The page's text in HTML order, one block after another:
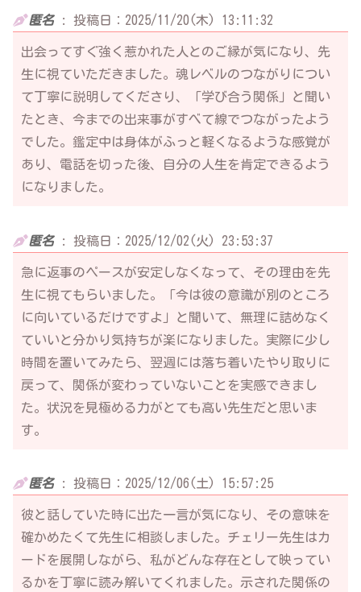
匿名: 投稿日：2025/11/20(木) 13:11:32
出会ってすぐ強く惹かれた人とのご縁が気になり、先
生に視ていただきました。魂レベルのつながりについ
て丁寧に説明してくださり、「学び合う関係」と聞い
たとき、今までの出来事がすべて線でつながったよう
でした。鑑定中は身体がふっと軽くなるような感覚が
あり、電話を切った後、自分の人生を肯定できるよう
になりました。
匿名: 投稿日：2025/12/02(火) 23:53:37
急に返事のペースが安定しなくなって、その理由を先
生に視てもらいました。「今は彼の意識が別のところ
に向いているだけですよ」と聞いて、無理に詰めなく
ていいと分かり気持ちが楽になりました。実際に少し
時間を置いてみたら、翌週には落ち着いたやり取りに
戻って、関係が変わっていないことを実感できまし
た。状況を見極める力がとても高い先生だと思いま
す。
匿名: 投稿日：2025/12/06(土) 15:57:25
彼と話していた時に出た一言が気になり、その意味を
確かめたくて先生に相談しました。チェリー先生はカ
ードを展開しながら、私がどんな存在として映ってい
るかを丁寧に読み解いてくれました。示された関係の